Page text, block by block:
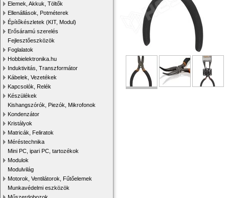
Elemek, Akkuk, Töltők
Ellenállások, Potméterek
Építőkészletek (KIT, Modul)
Erősáramú szerelés
Fejlesztőeszközök
Foglalatok
Hobbielektronika.hu
Induktivitás, Transzformátor
Kábelek, Vezetékek
Kapcsolók, Relék
Készülékek
Kishangszórók, Piezók, Mikrofonok
Kondenzátor
Kristályok
Matricák, Feliratok
Méréstechnika
Mini PC, ipari PC, tartozékok
Modulok
Modulvilág
Motorok, Ventilátorok, Fűtőelemek
Munkavédelmi eszközök